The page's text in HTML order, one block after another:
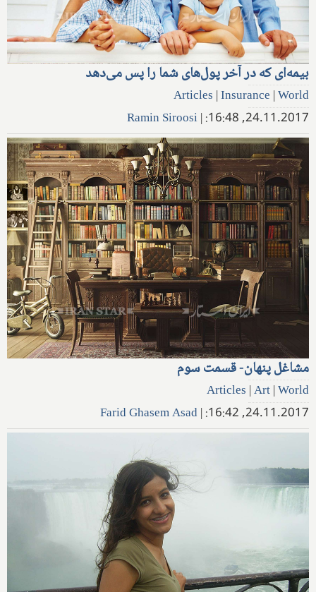
بیمه‌ای که در آخر پول‌های شما را پس می‌دهد
Articles |Insurance |World
24.11.2017, 16:48:
|
Ramin Siroosi
مشاغل پنهان- قسمت سوم
Articles |Art|World
24.11.2017, 16:42:
|
Farid Ghasem Asad